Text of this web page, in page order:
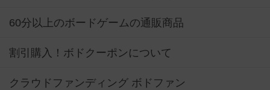
60分以上のボードゲームの通販商品
割引購入！ボドクーポンについて
クラウドファンディング ボドファン